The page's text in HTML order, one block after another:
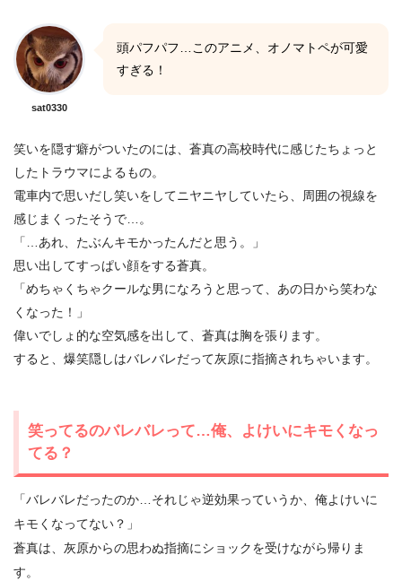
sat0330
頭パフパフ…このアニメ、オノマトペが可愛
すぎる！
笑いを隠す癖がついたのには、蒼真の高校時代に感じたちょっと
したトラウマによるもの。
電車内で思いだし笑いをしてニヤニヤしていたら、周囲の視線を
感じまくったそうで…。
「…あれ、たぶんキモかったんだと思う。」
思い出してすっぱい顔をする蒼真。
「めちゃくちゃクールな男になろうと思って、あの日から笑わな
くなった！」
偉いでしょ的な空気感を出して、蒼真は胸を張ります。
すると、爆笑隠しはバレバレだって灰原に指摘されちゃいます。
笑ってるのバレバレって…俺、よけいにキモくなっ
てる？
「バレバレだったのか…それじゃ逆効果っていうか、俺よけいに
キモくなってない？」
蒼真は、灰原からの思わぬ指摘にショックを受けながら帰りま
す。